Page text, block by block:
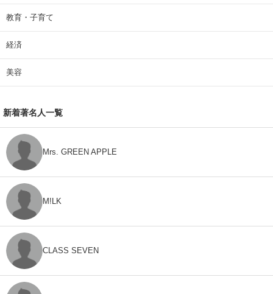
教育・子育て
経済
美容
新着著名人一覧
Mrs. GREEN APPLE
M!LK
CLASS SEVEN